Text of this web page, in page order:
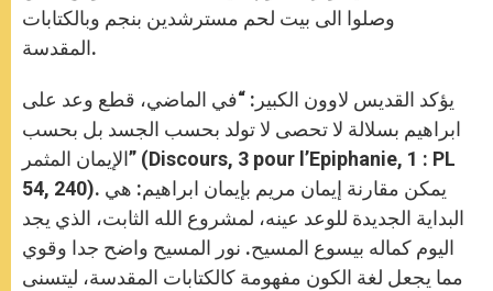
وصلوا الى بيت لحم مسترشدين بنجم وبالكتابات
المقدسة.
يؤكد القديس لاوون الكبير: “في الماضي، قطع وعد على
ابراهيم بسلالة لا تحصى لا تولد بحسب الجسد بل بحسب
الإيمان المثمر” (Discours, 3 pour l’Epiphanie, 1 : PL
54, 240). يمكن مقارنة إيمان مريم بإيمان ابراهيم: هي
البداية الجديدة للوعد عينه، لمشروع الله الثابت، الذي يجد
اليوم كماله بيسوع المسيح. نور المسيح واضح جدا وقوي
مما يجعل لغة الكون مفهومة كالكتابات المقدسة، ليتسنى